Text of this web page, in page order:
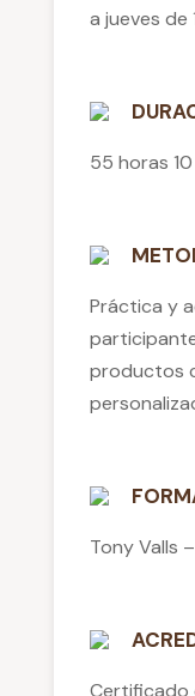
a jueves de
55 horas
Práctica y
productos
Tony Valls
Certificado